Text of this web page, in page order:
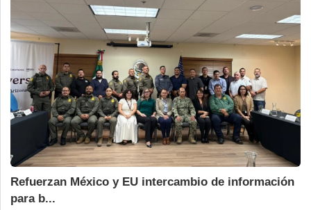
Refuerzan México y EU intercambio de información
para b...